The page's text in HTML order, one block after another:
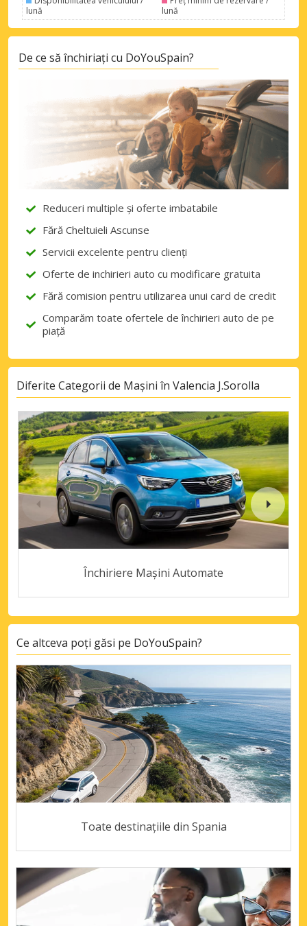
lună
lună
De ce să închiriați cu DoYouSpain?
Reduceri multiple și oferte imbatabile
Fără Cheltuieli Ascunse
Servicii excelente pentru clienți
Oferte de inchirieri auto cu modificare gratuita
Fără comision pentru utilizarea unui card de credit
Comparăm toate ofertele de închirieri auto de pe
piață
Diferite Categorii de Mașini în Valencia J.Sorolla
Închiriere Mașini Automate
Ce altceva poți găsi pe DoYouSpain?
Toate destinațiile din Spania